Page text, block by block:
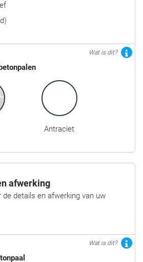
Wat is dit?
Antraciet
afwerking
de details en afwerking van uw
Wat is dit?